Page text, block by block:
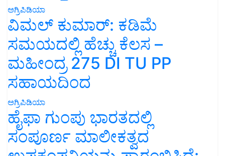
ಅಗ್ರಿಪಿಡಿಯಾ
ವಿಮಲ್ ಕುಮಾರ್: ಕಡಿಮೆ
ಸಮಯದಲ್ಲಿ ಹೆಚ್ಚು ಕೆಲಸ –
ಮಹೀಂದ್ರ 275 DI TU PP
ಸಹಾಯದಿಂದ
ಅಗ್ರಿಪಿಡಿಯಾ
ಹೈಫಾ ಗುಂಪು ಭಾರತದಲ್ಲಿ
ಸಂಪೂರ್ಣ ಮಾಲೀಕತ್ವದ